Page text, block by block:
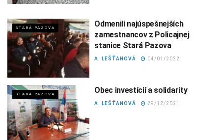
STARÁ PAZOVA
Odmenili najúspešnejších
zamestnancov z Policajnej
stanice Stará Pazova
A. LEŠŤANOVÁ 04/01/2022
STARÁ PAZOVA Obec investícií a solidarity
A. LEŠŤANOVÁ 29/12/2021